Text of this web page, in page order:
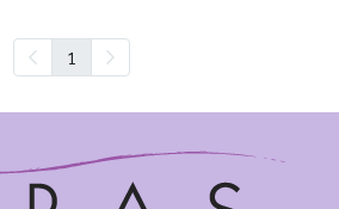
1